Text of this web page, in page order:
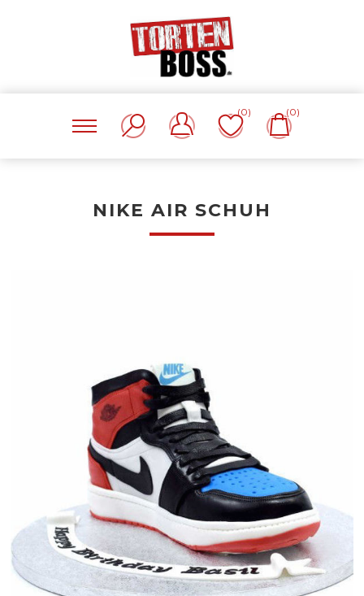
(0) (0)
NIKE AIR SCHUH